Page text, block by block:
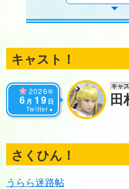
キャスト！
2026年
6月 19 日
Twitter
キャ
田
さくひん！
うらら迷路帖